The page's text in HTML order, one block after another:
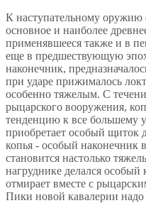
К наступательному оружию
основное и наиболее
применявшееся также и в
еще в предшествующую
наконечник,
при ударе прижималось
особенно тяжелым. С
рыцарского вооружения,
тенденцию к все большему
приобретает особый щиток
копья - особый
становится настолько
нагруднике делался
отмирает вместе с
Пики новой кавалерии надо